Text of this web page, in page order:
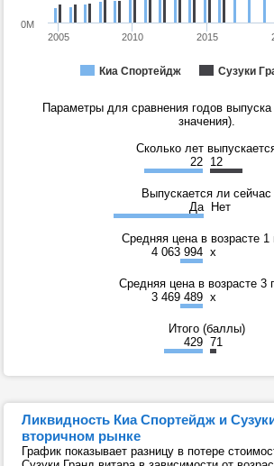
Киа Спортейдж Сузуки
2005 2010 2015
0M
Параметры для сравнения годов
значения).
Сколько лет
22 12
Выпускается ли сейчас
Да
Нет
Средняя цена в возрасте 1
4 063 994 x
Средняя цена в возрасте 3
3 469 489 x
Итого (баллы)
429 71
Ликвидность Киа Спортейдж и
вторичном рынке
График показывает разницу в потере